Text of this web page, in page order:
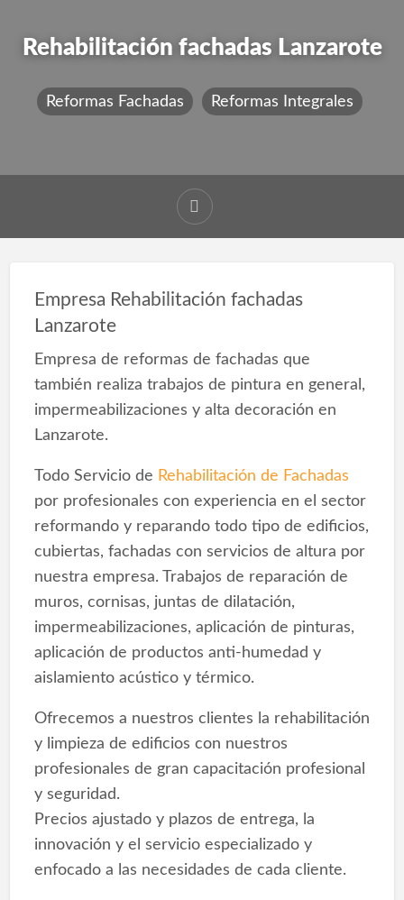
Rehabilitación fachadas Lanzarote
Reformas Fachadas Reformas Integrales
Empresa Rehabilitación fachadas
Lanzarote
Empresa de reformas de fachadas que
también realiza trabajos de pintura en general,
impermeabilizaciones y alta decoración en
Lanzarote.
Todo Servicio de Rehabilitación de Fachadas
por profesionales con experiencia en el sector
reformando y reparando todo tipo de edificios,
cubiertas, fachadas con servicios de altura por
nuestra empresa. Trabajos de reparación de
muros, cornisas, juntas de dilatación,
impermeabilizaciones, aplicación de pinturas,
aplicación de productos anti-humedad y
aislamiento acústico y térmico.
Ofrecemos a nuestros clientes la rehabilitación
y limpieza de edificios con nuestros
profesionales de gran capacitación profesional
y seguridad.
Precios ajustado y plazos de entrega, la
innovación y el servicio especializado y
enfocado a las necesidades de cada cliente.